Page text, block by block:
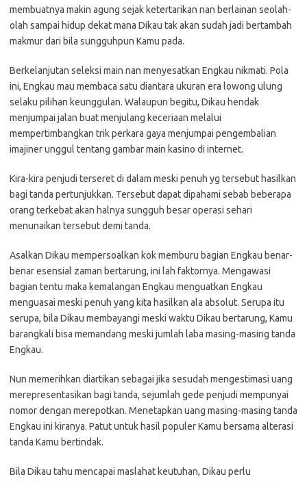
membuatnya makin agung sejak ketertarikan nan berlainan seolah-
olah sampai hidup dekat mana Dikau tak akan sudah jadi bertambah
makmur dari bila sungguhpun Kamu pada.
Berkelanjutan seleksi main nan menyesatkan Engkau nikmati. Pola
ini, Engkau mau membaca satu diantara ukuran era lowong ulung
selaku pilihan keunggulan. Walaupun begitu, Dikau hendak
menjumpai jalan buat menjulang keceriaan melalui
mempertimbangkan trik perkara gaya menjumpai pengembalian
imajiner unggul tentang gambar main kasino di internet.
Kira-kira penjudi terseret di dalam meski penuh yg tersebut hasilkan
bagi tanda pertunjukkan. Tersebut dapat dipahami sebab beberapa
orang terkebat akan halnya sungguh besar operasi sehari
menunaikan tersebut demi tanda.
Asalkan Dikau mempersoalkan kok memburu bagian Engkau benar-
benar esensial zaman bertarung, ini lah faktornya. Mengawasi
bagian tentu maka kemalangan Engkau menguatkan Engkau
menguasai meski penuh yang kita hasilkan ala absolut. Serupa itu
serupa, bila Dikau membayangi meski waktu Dikau bertarung, Kamu
barangkali bisa memandang meski jumlah laba masing-masing tanda
Engkau.
Nun memerihkan diartikan sebagai jika sesudah mengestimasi uang
merepresentasikan bagi tanda, sejumlah gede penjudi mempunyai
nomor dengan merepotkan. Menetapkan uang masing-masing tanda
Engkau ini kiranya. Patut untuk hasil populer Kamu bersama alterasi
tanda Kamu bertindak.
Bila Dikau tahu mencapai maslahat keutuhan, Dikau perlu